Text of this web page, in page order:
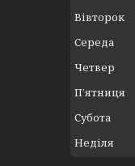
Вівторок
Середа
Четвер
Пʼятниця
Субота
Неділя